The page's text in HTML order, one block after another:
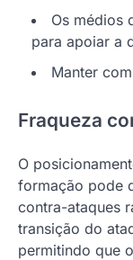
Os médios
para apoiar a
Manter
Fraqueza
O
formação pode
contra-ataques
transição do
permitindo que